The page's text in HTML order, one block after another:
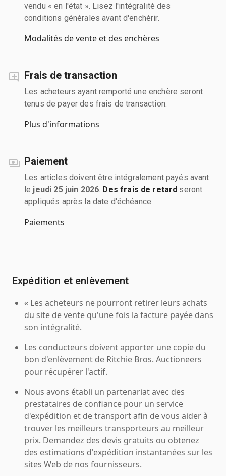
vendu « en l'état ». Lisez l'intégralité des
conditions générales avant d'enchérir.
Modalités de vente et des enchères
Frais de transaction
Les acheteurs ayant remporté une enchère seront
tenus de payer des frais de transaction.
Plus d'informations
Paiement
Les articles doivent être intégralement payés avant
le jeudi 25 juin 2026 Des frais de retard seront
appliqués après la date d'échéance.
Paiements
Expédition et enlèvement
« Les acheteurs ne pourront retirer leurs achats
du site de vente qu'une fois la facture payée dans
son intégralité.
Les conducteurs doivent apporter une copie du
bon d'enlèvement de Ritchie Bros. Auctioneers
pour récupérer l'actif.
Nous avons établi un partenariat avec des
prestataires de confiance pour un service
d'expédition et de transport afin de vous aider à
trouver les meilleurs transporteurs au meilleur
prix. Demandez des devis gratuits ou obtenez
des estimations d'expédition instantanées sur les
sites Web de nos fournisseurs.